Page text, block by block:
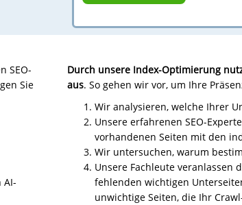
SEO-
Sie
AI-
Durch unsere Index-Optimierung
aus. So gehen wir vor, um Ihre
Wir analysieren, welche Ihrer
Unsere erfahrenen SEO-
vorhandenen Seiten mit den
Wir untersuchen, warum
Unsere Fachleute veranlassen
fehlenden wichtigen
unwichtige Seiten, die Ihr